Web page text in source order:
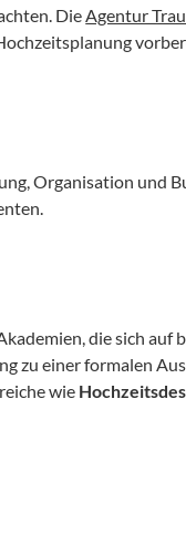
Die Agentur
Organisation und
die sich auf
zu einer formalen
wie